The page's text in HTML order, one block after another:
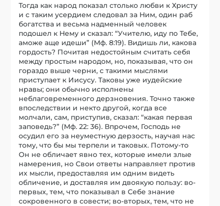
Тогда как народ показал столько любви к Христу
и с таким усердием следовал за Ним, один раб
богатства и весьма надменный человек
подошел к Нему и сказал: “Учителю, иду по Тебе,
аможе аще идеши” (Мф. 8:19). Видишь ли, какова
гордость? Почитая недостойным считать себя
между простым народом, но, показывая, что он
гораздо выше черни, с такими мыслями
приступает к Иисусу. Таковы уже иудейские
нравы; они обычно исполнены
неблаговременного дерзновения. Точно также
впоследствии и некто другой, когда все
молчали, сам, приступив, сказал: “какая первая
заповедь?” (Мф. 22: 36). Впрочем, Господь не
осудил его за неуместную дерзость, научая нас
тому, что бы мы терпели и таковых. Потому-то
Он не обличает явно тех, которые имели злые
намерения, но Свои ответы направляет против
их мысли, предоставляя им одним видеть
обличение, и доставляя им двоякую пользу: во-
первых, тем, что показывал в Себе знание
сокровенного в совести; во-вторых, тем, что не